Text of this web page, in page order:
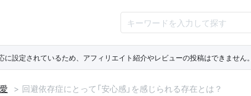
に設定されているため、アフィリエイト紹介やレビューの投稿はできません
回避依存症にとって「安心感」を感じられる存在とは？